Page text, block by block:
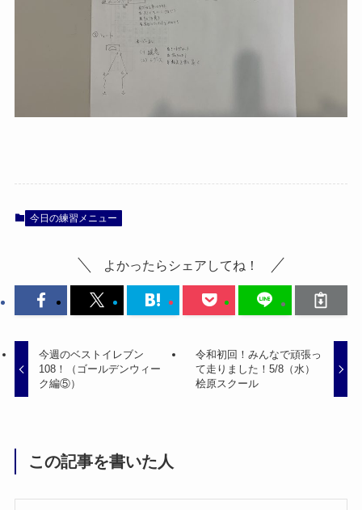
今日の練習メニュー
よかったらシェアしてね！
今週のベストイレブン
108！（ゴールデンウィー
ク編⑤）
令和初回！みんなで頑張っ
て走りました！5/8（水）
桧原スクール
この記事を書いた人